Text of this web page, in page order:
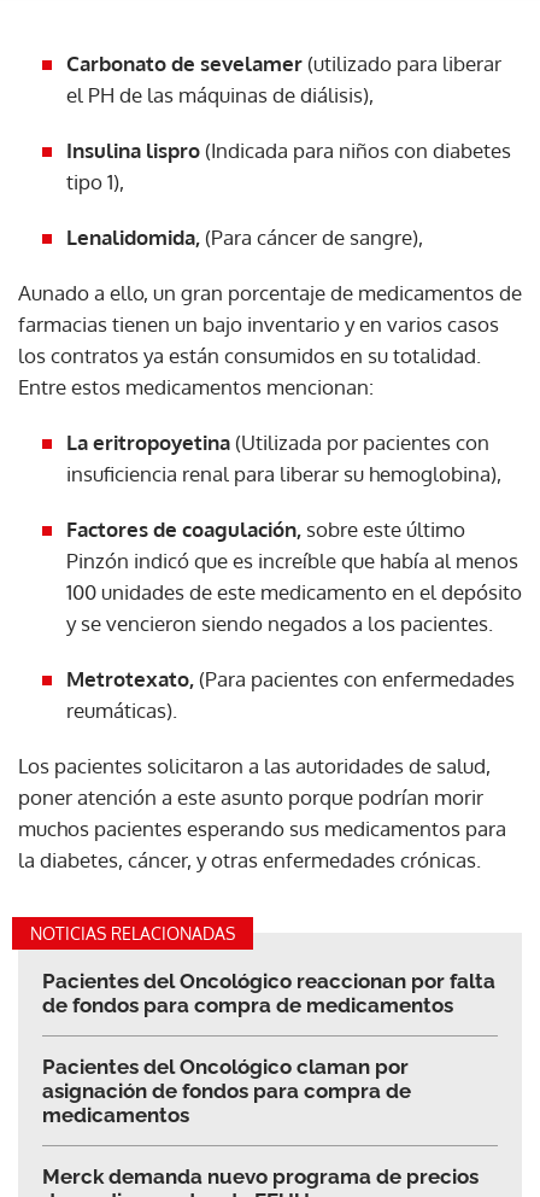
Carbonato de sevelamer (utilizado para liberar
el PH de las máquinas de diálisis),
Insulina lispro (Indicada para niños con diabetes
tipo 1),
Lenalidomida, (Para cáncer de sangre),
Aunado a ello, un gran porcentaje de medicamentos de
farmacias tienen un bajo inventario y en varios casos
los contratos ya están consumidos en su totalidad.
Entre estos medicamentos mencionan:
La eritropoyetina (Utilizada por pacientes con
insuficiencia renal para liberar su hemoglobina),
Factores de coagulación, sobre este último
Pinzón indicó que es increíble que había al menos
100 unidades de este medicamento en el depósito
y se vencieron siendo negados a los pacientes.
Metrotexato, (Para pacientes con enfermedades
reumáticas).
Los pacientes solicitaron a las autoridades de salud,
poner atención a este asunto porque podrían morir
muchos pacientes esperando sus medicamentos para
la diabetes, cáncer, y otras enfermedades crónicas.
NOTICIAS RELACIONADAS
Pacientes del Oncológico reaccionan por falta
de fondos para compra de medicamentos
Pacientes del Oncológico claman por
asignación de fondos para compra de
medicamentos
Merck demanda nuevo programa de precios